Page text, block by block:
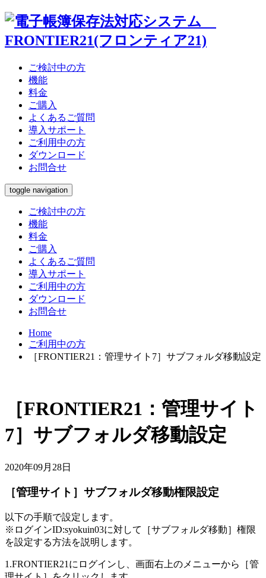
ご検討中の方
機能
ドスト 管理サイト
オプション機能
料金
ご購入
よくあるご質問
導入サポート
ご利用中の方
ダウンロード
お問合せ
toggle navigation
ご検討中の方
機能
料金
ご購入
よくあるご質問
導入サポート
ご利用中の方
ダウンロード
お問合せ
Home
ご利用中の方
［FRONTIER21：管理サイト7］サブフォルダ移動設定
［FRONTIER21：管理サイト
7］サブフォルダ移動設定
2020年09月28日
［管理サイト］サブフォルダ移動権限設定
以下の手順で設定します。
※ログインID:syokuin03に対して［サブフォルダ移動］権限
を設定する方法を説明します。
1.FRONTIER21にログインし、画面右上のメニューから［管